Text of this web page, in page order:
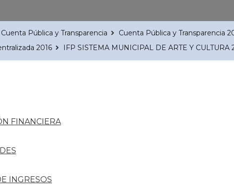
Cuenta Pública y Transparencia Cuenta Pública y Transparencia
2016
IFP SISTEMA MUNICIPAL DE ARTE Y CULTURA
FINANCIERA
INGRESOS